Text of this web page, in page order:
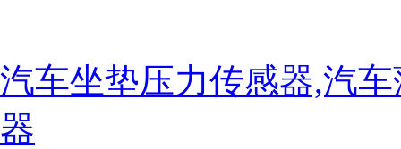
汽车坐垫压力传感器,汽
器